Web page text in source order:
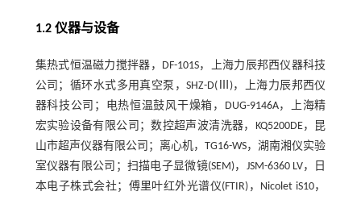
1.2 仪器与设备
集热式恒温磁力搅拌器，DF-101S，上海力辰邦西仪器科技
公司；循环水式多用真空泵，SHZ-D(Ⅲ)，上海力辰邦西仪
器科技公司；电热恒温鼓风干燥箱，DUG-9146A，上海精
宏实验设备有限公司；数控超声波清洗器，KQ5200DE，昆
山市超声仪器有限公司；离心机，TG16-WS，湖南湘仪实验
室仪器有限公司；扫描电子显微镜(SEM)，JSM-6360 LV，日
本电子株式会社；傅里叶红外光谱仪(FTIR)，Nicolet iS10，